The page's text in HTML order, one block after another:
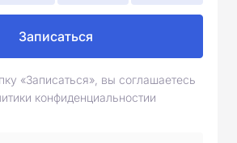
Записаться
«Записаться», вы соглашаетесь
конфиденциальностии